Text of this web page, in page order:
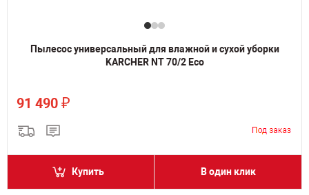
Пылесос универсальный для влажной и сухой уборки
KARCHER NT 70/2 Eco
91 490 ₽
Купить В один клик